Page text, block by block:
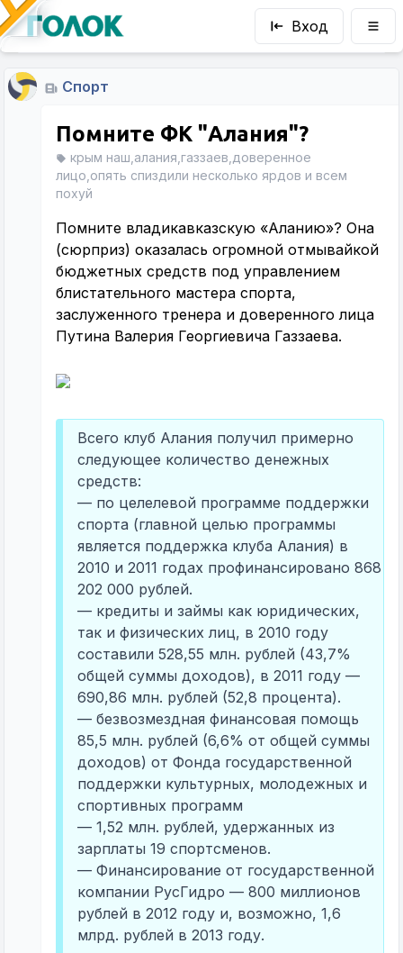
Вход
Спорт
Помните ФК "Алания"?
крым наш,алания,газзаев,доверенное
лицо,опять спиздили несколько ярдов и всем
похуй
Помните владикавказскую «Аланию»? Она
(сюрприз) оказалась огромной отмывайкой
бюджетных средств под управлением
блистательного мастера спорта,
заслуженного тренера и доверенного лица
Путина Валерия Георгиевича Газзаева.
Всего клуб Алания получил примерно
следующее количество денежных
средств:
— по целелевой программе поддержки
спорта (главной целью программы
является поддержка клуба Алания) в
2010 и 2011 годах профинансировано 868
202 000 рублей.
— кредиты и займы как юридических,
так и физических лиц, в 2010 году
составили 528,55 млн. рублей (43,7%
общей суммы доходов), в 2011 году —
690,86 млн. рублей (52,8 процента).
— безвозмездная финансовая помощь
85,5 млн. рублей (6,6% от общей суммы
доходов) от Фонда государственной
поддержки культурных, молодежных и
спортивных программ
— 1,52 млн. рублей, удержанных из
зарплаты 19 спортсменов.
— Финансирование от государственной
компании РусГидро — 800 миллионов
рублей в 2012 году и, возможно, 1,6
млрд. рублей в 2013 году.